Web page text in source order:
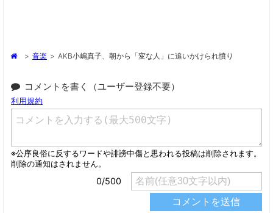
> 音楽 > AKB小嶋真子、朝から「変な人」に追いかけられ憤り
コメントを書く（ユーザー登録不要）